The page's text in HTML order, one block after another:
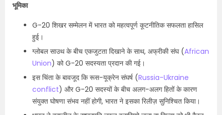
भूमिका
G-20 शिखर सम्मेलन में भारत को महत्वपूर्ण कूटनीतिक सफलता हासिल
हुई।
ग्लोबल साउथ के बीच एकजुटता दिखाने के साथ, अफ्रीकी संघ (African
Union) को G-20 सदस्यता प्रदान की गई।
इस चिंता के बावजूद कि रूस-यूक्रेन संघर्ष (Russia-Ukraine
conflict) और G-20 सदस्यों के बीच अलग-अलग हितों के कारण
संयुक्त घोषणा संभव नहीं होगी, भारत ने इसका रिलीज़ सुनिश्चित किया।